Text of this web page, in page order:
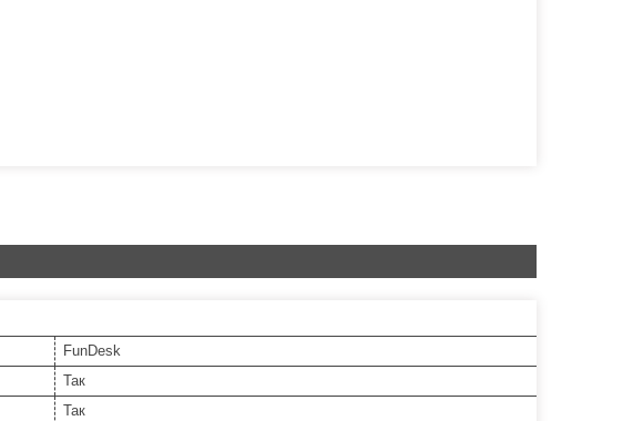
FunDesk
Так
Так